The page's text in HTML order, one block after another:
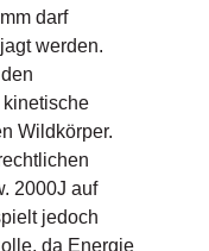
darf
werden.
Wildkörper.
2000J auf
jedoch
da Energie